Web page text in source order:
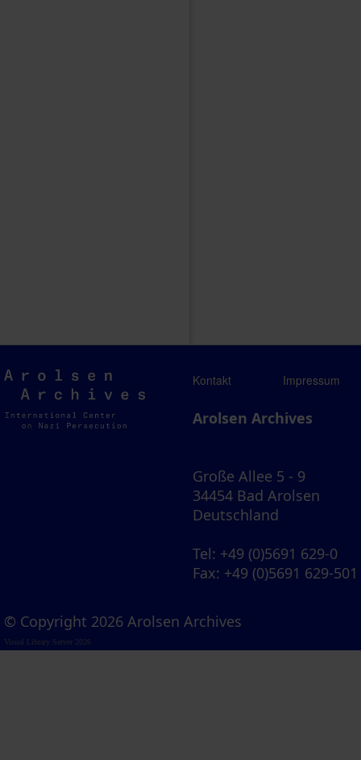
Arolsen
Archives
Kontakt Impressum
Arolsen Archives
Große Allee 5 - 9
34454 Bad Arolsen
Deutschland
Tel: +49 (0)5691 629-0
Fax: +49 (0)5691 629-501
© Copyright 2026 Arolsen Archives
Visual Library Server 2026